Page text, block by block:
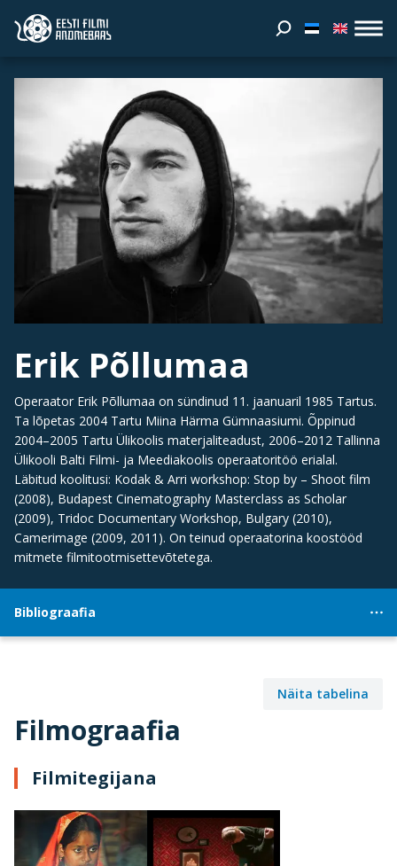
Erik Põllumaa
Operaator Erik Põllumaa on sündinud 11. jaanuaril 1985 Tartus.
Ta lõpetas 2004 Tartu Miina Härma Gümnaasiumi. Õppinud
2004–2005 Tartu Ülikoolis materjaliteadust, 2006–2012 Tallinna
Ülikooli Balti Filmi- ja Meediakoolis operaatoritöö erialal.
Läbitud koolitusi: Kodak & Arri workshop: Stop by – Shoot film
(2008), Budapest Cinematography Masterclass as Scholar
(2009), Tridoc Documentary Workshop, Bulgary (2010),
Camerimage (2009, 2011). On teinud operaatorina koostööd
mitmete filmitootmisettevõtetega.
Bibliograafia
Filmograafia
Näita tabelina
Filmitegijana